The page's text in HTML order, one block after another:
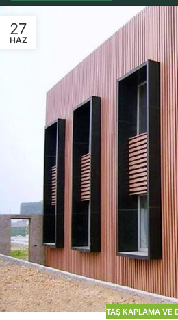
27
HAZ
TAŞ KAPLAMA VE